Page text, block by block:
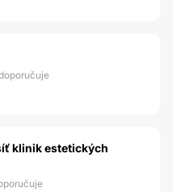
klinik estetických